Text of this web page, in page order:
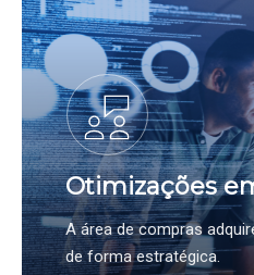
Otimizações
A área de compras
de forma estratégica.